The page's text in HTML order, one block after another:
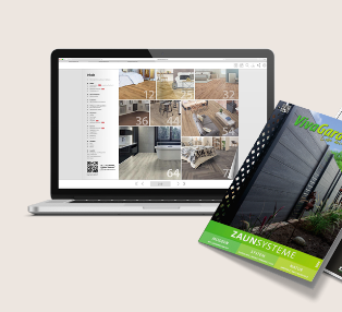
Schreinerei
Shop